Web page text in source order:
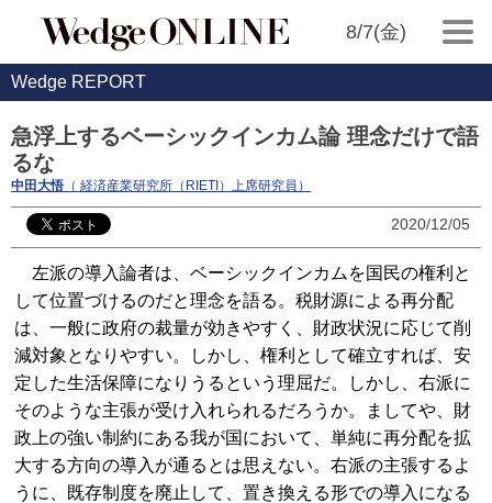
8/7(金)
Wedge REPORT
急浮上するベーシックインカム論 理念だけで語
るな
中田大悟 （ 経済産業研究所（RIETI）上席研究員）
2020/12/05
左派の導入論者は、ベーシックインカムを国民の権利と
して位置づけるのだと理念を語る。税財源による再分配
は、一般に政府の裁量が効きやすく、財政状況に応じて削
減対象となりやすい。しかし、権利として確立すれば、安
定した生活保障になりうるという理屈だ。しかし、右派に
そのような主張が受け入れられるだろうか。ましてや、財
政上の強い制約にある我が国において、単純に再分配を拡
大する方向の導入が通るとは思えない。右派の主張するよ
うに、既存制度を廃止して、置き換える形での導入になる